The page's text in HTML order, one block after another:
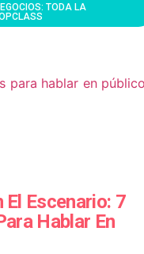
TODA LA
El Escenario: 7
Hablar En